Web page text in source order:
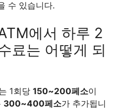
수 있습니다.
에서 하루 2
료는 어떻게 되
1회당 150~200페소이
300~400페소가 추가됩니